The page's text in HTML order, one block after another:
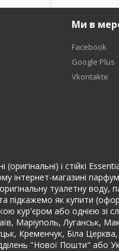
Ми в
Facebook
Google Plus
Vkontakte
і стійкі
магазині
туалетну
підкажемо як купити
кур'єром або однією
Маріуполь, Луганськ,
Кременчук, Біла
"Нової Пошти" або